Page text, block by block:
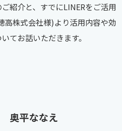
紹介と、すでにLINERをご活用
高株式会社様)より活用内容や効
てお話いただきます。
奥平ななえ